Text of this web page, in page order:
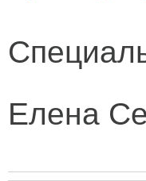
Елена